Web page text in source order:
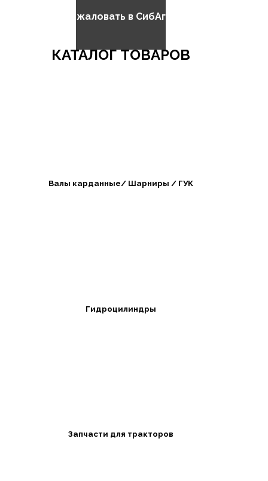
Добро пожаловать в СибАгроБизнес
КАТАЛОГ ТОВАРОВ
Валы карданные/ Шарниры / ГУК
Гидроцилиндры
Запчасти для тракторов